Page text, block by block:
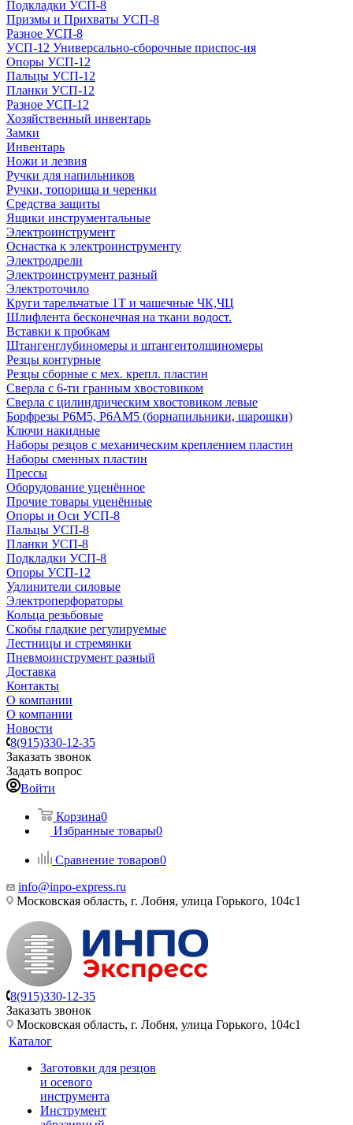
Подкладки УСП-8
Призмы и Прихваты УСП-8
Разное УСП-8
УСП-12 Универсально-сборочные приспос-ия
Опоры УСП-12
Пальцы УСП-12
Планки УСП-12
Разное УСП-12
Хозяйственный инвентарь
Замки
Инвентарь
Ножи и лезвия
Ручки для напильников
Ручки, топорища и черенки
Средства защиты
Ящики инструментальные
Электроинструмент
Оснастка к электроинструменту
Электродрели
Электроинструмент разный
Электроточило
Круги тарельчатые 1Т и чашечные ЧК,ЧЦ
Шлифлента бесконечная на ткани водост.
Вставки к пробкам
Штангенглубиномеры и штангентолщиномеры
Резцы контурные
Резцы сборные с мех. крепл. пластин
Сверла с 6-ти гранным хвостовиком
Сверла с цилиндрическим хвостовиком левые
Борфрезы Р6М5, Р6АМ5 (борнапильники, шарошки)
Ключи накидные
Наборы резцов с механическим креплением пластин
Наборы сменных пластин
Прессы
Оборудование уценённое
Прочие товары уценённые
Опоры и Оси УСП-8
Пальцы УСП-8
Планки УСП-8
Подкладки УСП-8
Опоры УСП-12
Удлинители силовые
Электроперфораторы
Кольца резьбовые
Скобы гладкие регулируемые
Лестницы и стремянки
Пневмоинструмент разный
Доставка
Контакты
О компании
О компании
Новости
8(915)330-12-35
Заказать звонок
Задать вопрос
Войти
Корзина0
Избранные товары0
Сравнение товаров0
info@inpo-express.ru
Московская область, г. Лобня, улица Горького, 104с1
8(915)330-12-35
Заказать звонок
Московская область, г. Лобня, улица Горького, 104с1
Каталог
Заготовки для резцов
и осевого
инструмента
Инструмент